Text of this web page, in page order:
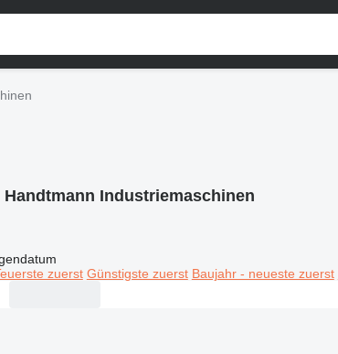
Handtmann Industriemaschinen
zuerst Günstigste zuerst Baujahr - neueste zuerst